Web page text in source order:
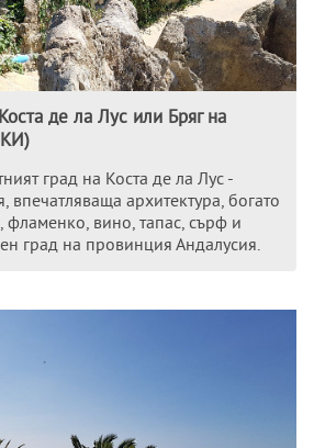
де ла Лус или Бряг на
град на Коста де ла Лус -
впечатляваща архитектура, богато
фламенко, вино, тапас, сърф и
град на провинция Андалусия.